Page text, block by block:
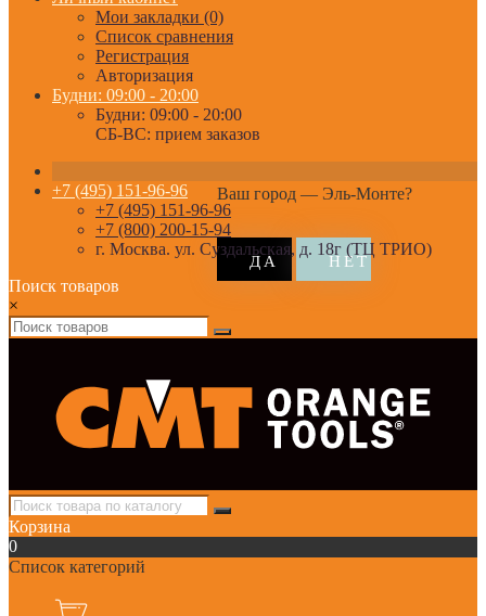
Мои закладки (0)
Список сравнения
Регистрация
Авторизация
Будни: 09:00 - 20:00
Будни: 09:00 - 20:00
СБ-ВС: прием заказов
Ваш город — Эль-Монте?
+7 (495) 151-96-96
+7 (495) 151-96-96
+7 (800) 200-15-94
г. Москва. ул. Суздальская, д. 18г (ТЦ ТРИО)
Поиск товаров
×
Корзина
0
Список категорий